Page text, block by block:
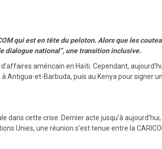
qui est en tête du peloton. Alors que les
dialogue national”, une transition inclusive.
américain en Haïti. Cependant,
Antigua-et-Barbuda, puis au Kenya pour signer
cette crise. Dernier acte jusqu’à
Unies, une réunion s’est tenue entre la